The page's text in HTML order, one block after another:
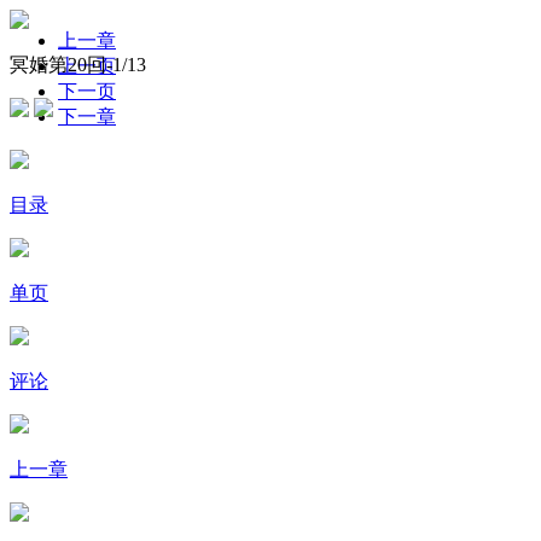
冥婚第20回-1/13
上一章
上一页
下一页
下一章
目录
单页
评论
上一章